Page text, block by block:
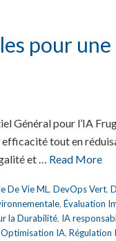
pour
Général pour l’IA
tout en
et … Read More
De Vie ML, DevOps Vert,
, Évaluation
la Durabilité, IA
Optimisation IA, Régulation